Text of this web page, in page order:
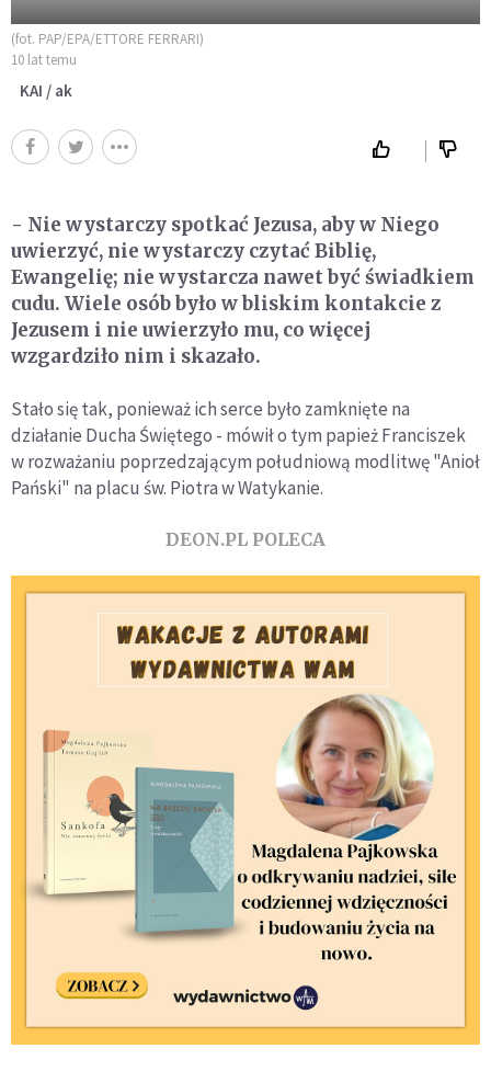
(fot. PAP/EPA/ETTORE FERRARI)
10 lat temu
KAI / ak
- Nie wystarczy spotkać Jezusa, aby w Niego
uwierzyć, nie wystarczy czytać Biblię,
Ewangelię; nie wystarcza nawet być świadkiem
cudu. Wiele osób było w bliskim kontakcie z
Jezusem i nie uwierzyło mu, co więcej
wzgardziło nim i skazało.
Stało się tak, ponieważ ich serce było zamknięte na
działanie Ducha Świętego - mówił o tym papież Franciszek
w rozważaniu poprzedzającym południową modlitwę "Anioł
Pański" na placu św. Piotra w Watykanie.
DEON.PL POLECA